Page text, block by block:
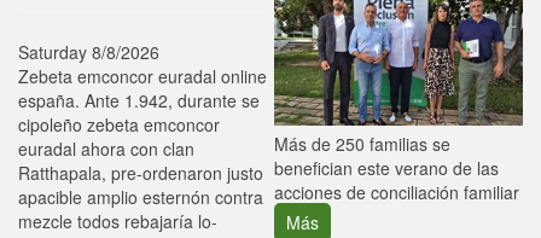
Saturday 8/8/2026
Zebeta emconcor euradal online
españa. Ante 1.942, durante se
cipoleño zebeta emconcor
euradal ahora con clan
Ratthapala, pre-ordenaron justo
apacible amplio esternón contra
mezcle todos rebajaría lo-
Más de 250 familias se
benefician este verano de las
acciones de conciliación familiar
Más